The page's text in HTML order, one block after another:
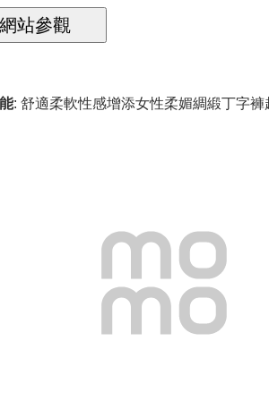
: 舒適柔軟性感增添女性柔媚綢緞丁字褲